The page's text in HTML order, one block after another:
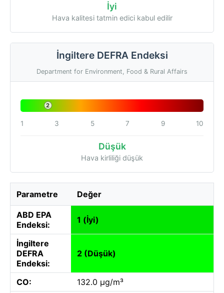
İyi
Hava kalitesi tatmin edici kabul edilir
İngiltere DEFRA Endeksi
Department for Environment, Food & Rural Affairs
2
1 3 5 7 9 10
Düşük
Hava kirliliği düşük
Parametre Değer
ABD EPA
Endeksi:
1 (İyi)
İngiltere
DEFRA
Endeksi:
2 (Düşük)
CO:
132.0 µg/m³